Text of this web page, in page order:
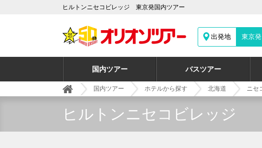
ヒルトンニセコビレッジ 東京発国内ツアー
出発地 東京発
国内ツアー バスツアー
国内ツアー ホテルから探す 北海道 ニセ
ヒルトンニセコビレッジ